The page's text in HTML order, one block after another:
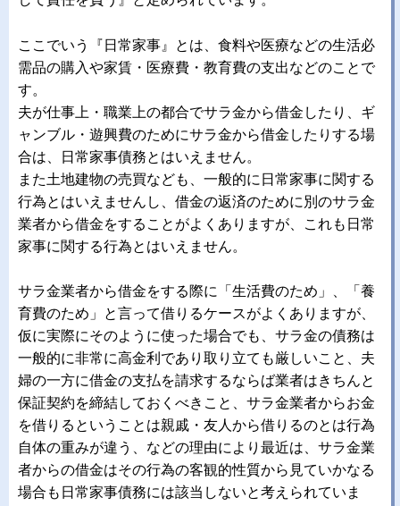
ここでいう『日常家事』とは、食料や医療などの生活必
需品の購入や家賃・医療費・教育費の支出などのことで
す。
夫が仕事上・職業上の都合でサラ金から借金したり、ギ
ャンブル・遊興費のためにサラ金から借金したりする場
合は、日常家事債務とはいえません。
また土地建物の売買なども、一般的に日常家事に関する
行為とはいえませんし、借金の返済のために別のサラ金
業者から借金をすることがよくありますが、これも日常
家事に関する行為とはいえません。
サラ金業者から借金をする際に「生活費のため」、「養
育費のため」と言って借りるケースがよくありますが、
仮に実際にそのように使った場合でも、サラ金の債務は
一般的に非常に高金利であり取り立ても厳しいこと、夫
婦の一方に借金の支払を請求するならば業者はきちんと
保証契約を締結しておくべきこと、サラ金業者からお金
を借りるということは親戚・友人から借りるのとは行為
自体の重みが違う、などの理由により最近は、サラ金業
者からの借金はその行為の客観的性質から見ていかなる
場合も日常家事債務には該当しないと考えられていま